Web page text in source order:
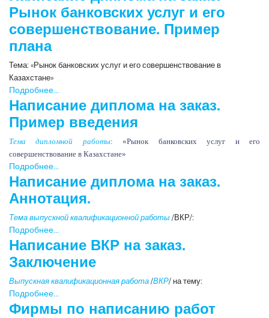
Рынок банковских услуг и его
совершенствование. Пример
плана
Тема: «Рынок банковских услуг и его совершенствование в
Казахстане»
Подробнее...
Написание диплома на заказ.
Пример введения
Тема дипломной работы: «Рынок банковских услуг и его
совершенствование в Казахстане»
Подробнее...
Написание диплома на заказ.
Аннотация.
Тема выпускной квалификационной работы/ВКР/:
Подробнее...
Написание ВКР на заказ.
Заключение
Выпускная квалификационная работа/ВКР/ на тему:
Подробнее...
Фирмы по написанию работ